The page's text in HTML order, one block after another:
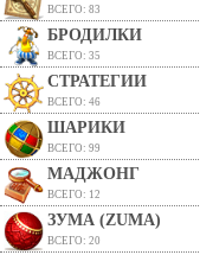
ВСЕГО: 83
БРОДИЛКИ
ВСЕГО: 35
СТРАТЕГИИ
ВСЕГО: 46
ШАРИКИ
ВСЕГО: 99
МАДЖОНГ
ВСЕГО: 12
ЗУМА (ZUMA)
ВСЕГО: 20